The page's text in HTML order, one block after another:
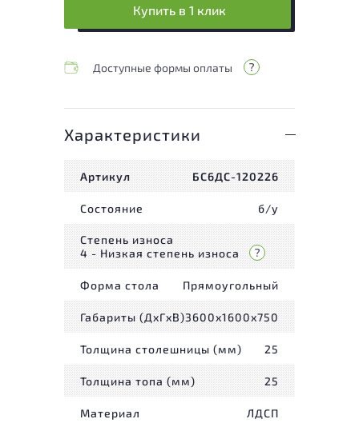
Купить в 1 клик
Доступные формы оплаты
Характеристики
Артикул БС6ДС-120226
Состояние б/у
Степень износа
4 - Низкая степень износа
Форма стола Прямоугольный
Габариты (ДxГxВ)3600x1600x750
Толщина столешницы (мм) 25
Толщина топа (мм) 25
Материал ЛДСП